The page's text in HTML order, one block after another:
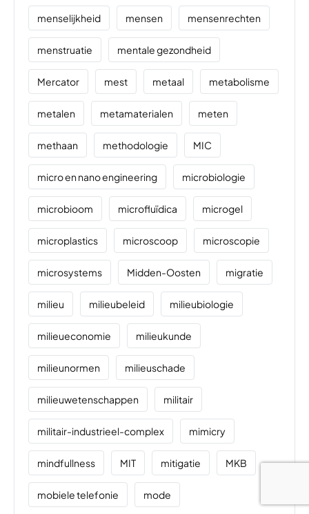
menselijkheid mensen mensenrechten
menstruatie mentale gezondheid
Mercator mest metaal metabolisme
metalen metamaterialen meten
methaan methodologie MIC
micro en nano engineering microbiologie
microbioom microfluïdica microgel
microplastics microscoop microscopie
microsystems Midden-Oosten migratie
milieu milieubeleid milieubiologie
milieueconomie milieukunde
milieunormen milieuschade
milieuwetenschappen militair
militair-industrieel-complex mimicry
mindfullness MIT mitigatie MKB
mobiele telefonie mode